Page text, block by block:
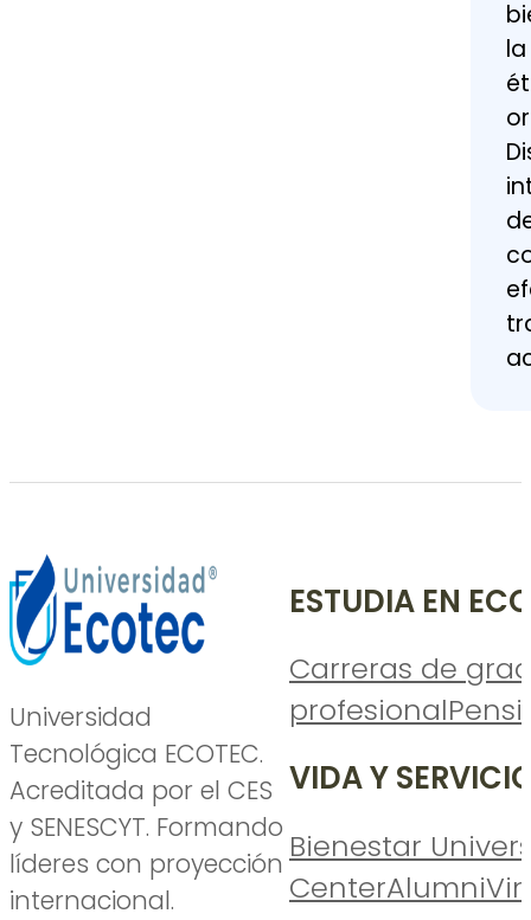
Universidad
Tecnológica ECOTEC.
Acreditada por el CES
y SENESCYT. Formando
líderes con proyección
internacional.
ESTUDIA EN
Carreras de
profesional
VIDA Y
Bienestar
CenterAlumni